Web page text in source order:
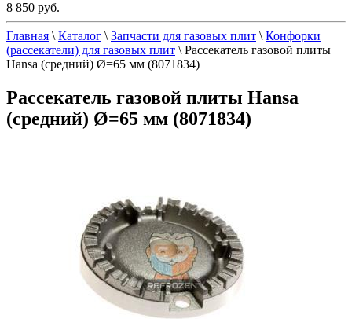
8 850 руб.
Главная \ Каталог \ Запчасти для газовых плит \ Конфорки
(рассекатели) для газовых плит \ Рассекатель газовой плиты
Hansa (средний) Ø=65 мм (8071834)
Рассекатель газовой плиты Hansa
(средний) Ø=65 мм (8071834)